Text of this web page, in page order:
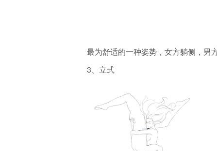
最为舒适的一种姿势，女方躺侧，男
3、立式